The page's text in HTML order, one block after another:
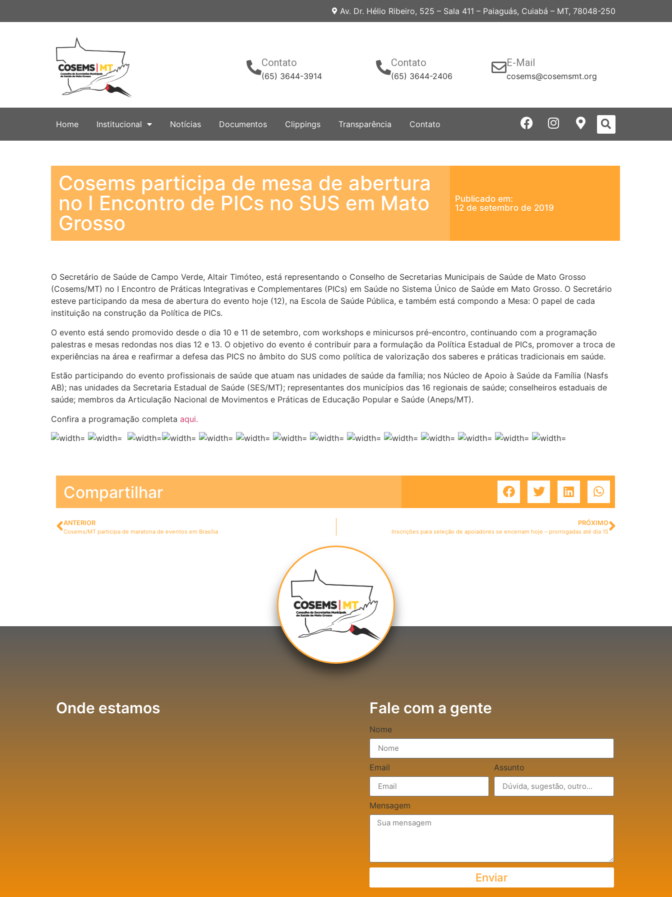
Av. Dr. Hélio Ribeiro, 525 – Sala 411 – Paiaguás, Cuiabá – MT, 78048-250
Contato
(65) 3644-3914
Contato
(65) 3644-2406
E-Mail
cosems@cosemsmt.org
Home Institucional Notícias Documentos Clippings Transparência Contato
Cosems participa de mesa de abertura
no I Encontro de PICs no SUS em Mato
Grosso
Publicado em:
12 de setembro de 2019
O Secretário de Saúde de Campo Verde, Altair Timóteo, está representando o Conselho de Secretarias Municipais de Saúde de Mato Grosso
(Cosems/MT) no I Encontro de Práticas Integrativas e Complementares (PICs) em Saúde no Sistema Único de Saúde em Mato Grosso. O Secretário
esteve participando da mesa de abertura do evento hoje (12), na Escola de Saúde Pública, e também está compondo a Mesa: O papel de cada
instituição na construção da Política de PICs.
O evento está sendo promovido desde o dia 10 e 11 de setembro, com workshops e minicursos pré-encontro, continuando com a programação
palestras e mesas redondas nos dias 12 e 13. O objetivo do evento é contribuir para a formulação da Política Estadual de PICs, promover a troca de
experiências na área e reafirmar a defesa das PICS no âmbito do SUS como política de valorização dos saberes e práticas tradicionais em saúde.
Estão participando do evento profissionais de saúde que atuam nas unidades de saúde da família; nos Núcleo de Apoio à Saúde da Família (Nasfs
AB); nas unidades da Secretaria Estadual de Saúde (SES/MT); representantes dos municípios das 16 regionais de saúde; conselheiros estaduais de
saúde; membros da Articulação Nacional de Movimentos e Práticas de Educação Popular e Saúde (Aneps/MT).
Confira a programação completa aqui.
Compartilhar
ANTERIOR
Cosems/MT participa de maratona de eventos em Brasília
PRÓXIMO
Inscrições para seleção de apoiadores se encerram hoje – prorrogadas até dia 15
Onde estamos Fale com a gente
Nome
Email Assunto
Mensagem
Enviar